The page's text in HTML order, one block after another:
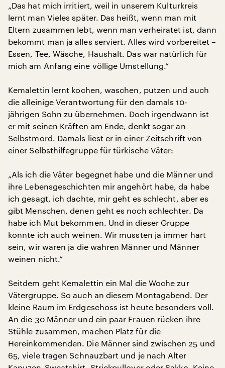
„Das hat mich irritiert, weil in unserem Kulturkreis
lernt man Vieles später. Das heißt, wenn man mit
Eltern zusammen lebt, wenn man verheiratet ist, dann
bekommt man ja alles serviert. Alles wird vorbereitet –
Essen, Tee, Wäsche, Haushalt. Das war natürlich für
mich am Anfang eine völlige Umstellung.“
Kemalettin lernt kochen, waschen, putzen und auch
die alleinige Verantwortung für den damals 10-
jährigen Sohn zu übernehmen. Doch irgendwann ist
er mit seinen Kräften am Ende, denkt sogar an
Selbstmord. Damals liest er in einer Zeitschrift von
einer Selbsthilfegruppe für türkische Väter:
„Als ich die Väter begegnet habe und die Männer und
ihre Lebensgeschichten mir angehört habe, da habe
ich gesagt, ich dachte, mir geht es schlecht, aber es
gibt Menschen, denen geht es noch schlechter. Da
habe ich Mut bekommen. Und in dieser Gruppe
konnte ich auch weinen. Wir mussten ja immer hart
sein, wir waren ja die wahren Männer und Männer
weinen nicht.“
Seitdem geht Kemalettin ein Mal die Woche zur
Vätergruppe. So auch an diesem Montagabend. Der
kleine Raum im Erdgeschoss ist heute besonders voll.
An die 30 Männer und ein paar Frauen rücken ihre
Stühle zusammen, machen Platz für die
Hereinkommenden. Die Männer sind zwischen 25 und
65, viele tragen Schnauzbart und je nach Alter